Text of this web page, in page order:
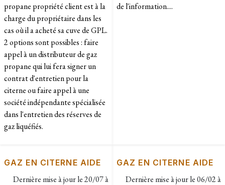
propane propriété client est à la
charge du propriétaire dans les
cas où il a acheté sa cuve de GPL.
2 options sont possibles : faire
appel à un distributeur de gaz
propane qui lui fera signer un
contrat d'entretien pour la
citerne ou faire appel à une
société indépendante spécialisée
dans l'entretien des réserves de
gaz liquéfiés.
de l'information....
GAZ EN CITERNE AIDE
Dernière mise à jour le20/07 à
GAZ EN CITERNE AIDE
Dernière mise à jour le06/02 à